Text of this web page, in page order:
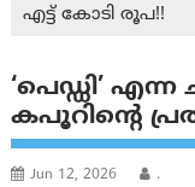
എട്ട് കോടി രൂപ!!
‘പെഡ്ഡി’
കപൂറിന്റെ
Jun 12, 2026 .